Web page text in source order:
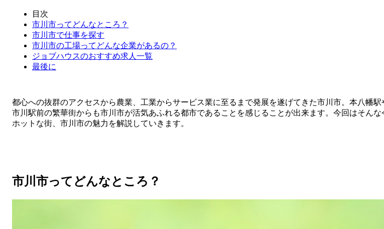
目次
市川市ってどんなところ？
市川市で仕事を探す
市川市の工場ってどんな企業があるの？
ジョブハウスのおすすめ求人一覧
最後に
都心への抜群のアクセスから農業、工業からサービス業に至るまで発展を遂げてきた市川市。本八幡駅
市川駅前の繁華街からも市川市が活気あふれる都市であることを感じることが出来ます。今回はそんな
ホットな街、市川市の魅力を解説していきます。
市川市ってどんなところ？